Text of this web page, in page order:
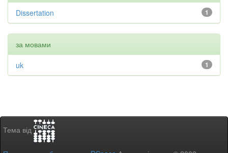
1
Dissertation
за мовами
1
uk
Тема від